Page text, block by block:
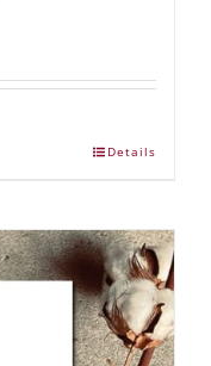
Details